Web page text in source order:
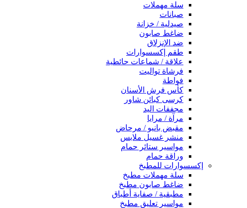
سلة مهملات
صبانات
صيدلية / خزانة
ضاغط صابون
ضد الإنزلاق
طقم إكسسوارات
علاقة / شماعات حائطية
فرشاة تواليت
فواطة
كأس فرش الأسنان
كرسى كبائن شاور
مجففات اليد
مرآة / مرايا
مقبض بانيو / مرحاض
منشر غسيل ملابس
مواسير ستائر حمام
وراقة حمام
إكسسوارات للمطبخ
سلة مهملات مطبخ
ضاغط صابون مطبخ
مطبقية / صفاية أطباق
مواسير تعليق مطبخ